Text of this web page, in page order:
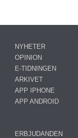
NYHETER
OPINION
E-TIDNINGEN
ARKIVET
APP IPHONE
APP ANDROID
ERBJUDANDEN